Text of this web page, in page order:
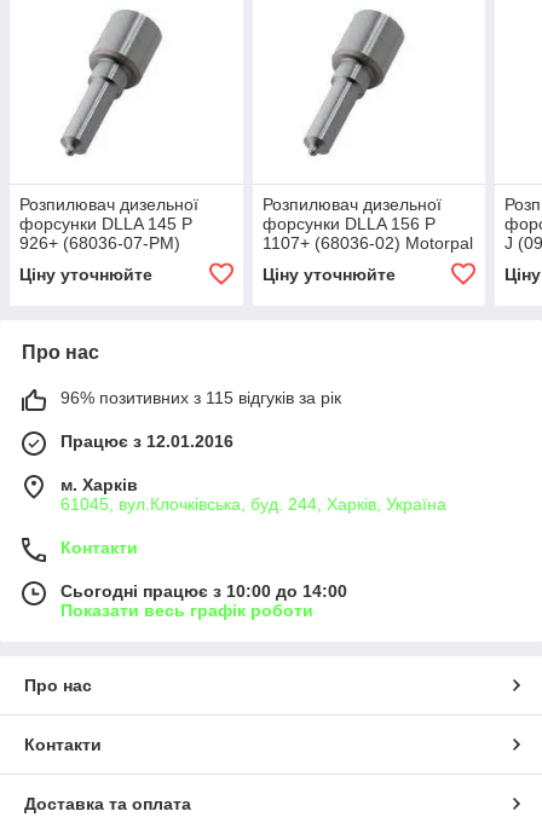
Розпилювач дизельної
форсунки DLLA 145 P
926+ (68036-07-PM)
Ціну уточнюйте
Розпилювач дизельної
форсунки DLLA 156 P
1107+ (68036-02) Motorpal
Ціну уточнюйте
J
Про нас
96% позитивних з 115 відгуків за рік
Працює з 12.01.2016
м. Харків
61045, вул.Клочківська, буд. 244, Харків, Україна
Контакти
Сьогодні працює з 10:00 до 14:00
Показати весь графік роботи
Про нас
Контакти
Доставка та оплата